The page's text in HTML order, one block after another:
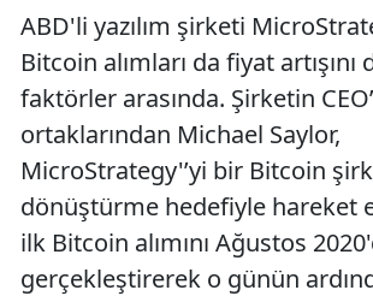
ABD'li yazılım şirketi
Bitcoin alımları da fiyat
faktörler arasında. Şirketin
ortaklarından Michael Saylor,
MicroStrategy'’yi bir Bitcoin
dönüştürme hedefiyle hareket
ilk Bitcoin alımını Ağustos
gerçekleştirerek o günün